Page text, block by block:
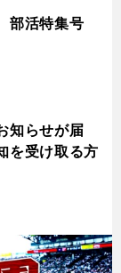
部活特集号
知らせが届
を受け取る方